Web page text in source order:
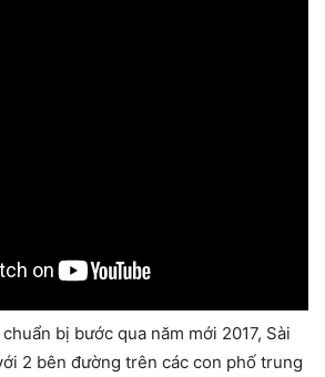
bị bước qua năm mới 2017, Sài
2 bên đường trên các con phố trung